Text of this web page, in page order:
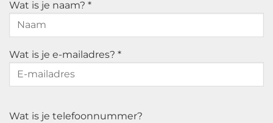
Wat is je naam? *
Wat is je e-mailadres? *
Wat is je telefoonnummer?